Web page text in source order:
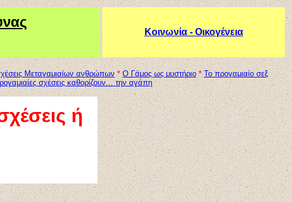
Κοινωνία - Οικογένεια
Μεταγαμιαίων ανθρώπων * Ο Γάμος ως μυστήριο * Το προγαμιαίο σεξ
σχέσεις καθορίζουν... την αγάπη
ή